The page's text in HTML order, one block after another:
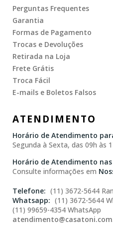
Perguntas Frequentes
Garantia
Formas de Pagamento
Trocas e Devoluções
Retirada na Loja
Frete Grátis
Troca Fácil
E-mails e Boletos Falsos
ATENDIMENTO
Horário de Atendimento
Segunda à Sexta, das 09h às
Horário de Atendimento nas
Consulte informações em
(11) 3672-5644
(11) 3672-5644
(11) 99659-4354 WhatsApp